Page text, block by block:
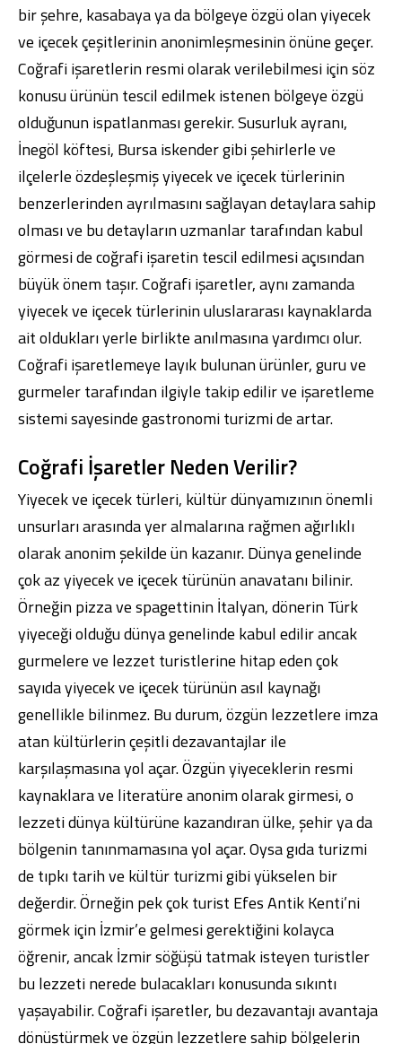
bir şehre, kasabaya ya da bölgeye özgü olan yiyecek
ve içecek çeşitlerinin anonimleşmesinin önüne geçer.
Coğrafi işaretlerin resmi olarak verilebilmesi için söz
konusu ürünün tescil edilmek istenen bölgeye özgü
olduğunun ispatlanması gerekir. Susurluk ayranı,
İnegöl köftesi, Bursa iskender gibi şehirlerle ve
ilçelerle özdeşleşmiş yiyecek ve içecek türlerinin
benzerlerinden ayrılmasını sağlayan detaylara sahip
olması ve bu detayların uzmanlar tarafından kabul
görmesi de coğrafi işaretin tescil edilmesi açısından
büyük önem taşır. Coğrafi işaretler, aynı zamanda
yiyecek ve içecek türlerinin uluslararası kaynaklarda
ait oldukları yerle birlikte anılmasına yardımcı olur.
Coğrafi işaretlemeye layık bulunan ürünler, guru ve
gurmeler tarafından ilgiyle takip edilir ve işaretleme
sistemi sayesinde gastronomi turizmi de artar.
Coğrafi İşaretler Neden Verilir?
Yiyecek ve içecek türleri, kültür dünyamızının önemli
unsurları arasında yer almalarına rağmen ağırlıklı
olarak anonim şekilde ün kazanır. Dünya genelinde
çok az yiyecek ve içecek türünün anavatanı bilinir.
Örneğin pizza ve spagettinin İtalyan, dönerin Türk
yiyeceği olduğu dünya genelinde kabul edilir ancak
gurmelere ve lezzet turistlerine hitap eden çok
sayıda yiyecek ve içecek türünün asıl kaynağı
genellikle bilinmez. Bu durum, özgün lezzetlere imza
atan kültürlerin çeşitli dezavantajlar ile
karşılaşmasına yol açar. Özgün yiyeceklerin resmi
kaynaklara ve literatüre anonim olarak girmesi, o
lezzeti dünya kültürüne kazandıran ülke, şehir ya da
bölgenin tanınmamasına yol açar. Oysa gıda turizmi
de tıpkı tarih ve kültür turizmi gibi yükselen bir
değerdir. Örneğin pek çok turist Efes Antik Kenti’ni
görmek için İzmir’e gelmesi gerektiğini kolayca
öğrenir, ancak İzmir söğüşü tatmak isteyen turistler
bu lezzeti nerede bulacakları konusunda sıkıntı
yaşayabilir. Coğrafi işaretler, bu dezavantajı avantaja
dönüştürmek ve özgün lezzetlere sahip bölgelerin